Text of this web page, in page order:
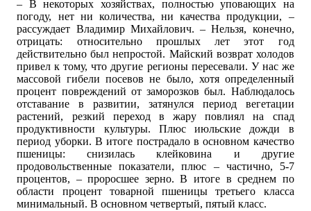
– В некоторых хозяйствах, полностью уповающих на
погоду, нет ни количества, ни качества продукции, –
рассуждает Владимир Михайлович. – Нельзя, конечно,
отрицать: относительно прошлых лет этот год
действительно был непростой. Майский возврат холодов
привел к тому, что другие регионы пересевали. У нас же
массовой гибели посевов не было, хотя определенный
процент повреждений от заморозков был. Наблюдалось
отставание в развитии, затянулся период вегетации
растений, резкий переход в жару повлиял на спад
продуктивности культуры. Плюс июльские дожди в
период уборки. В итоге пострадало в основном качество
пшеницы: снизилась клейковина и другие
продовольственные показатели, плюс – частично, 5-7
процентов, – проросшее зерно. В итоге в среднем по
области процент товарной пшеницы третьего класса
минимальный. В основном четвертый, пятый класс.